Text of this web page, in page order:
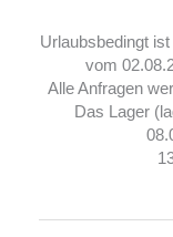
Urlaubsbedingt
vom
Alle Anfragen
Das Lager